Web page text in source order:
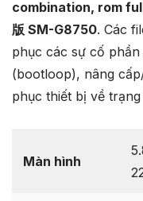
combination, rom
版 SM-G8750. Các
phục các sự cố
(bootloop), nâng
phục thiết bị về
Màn hình